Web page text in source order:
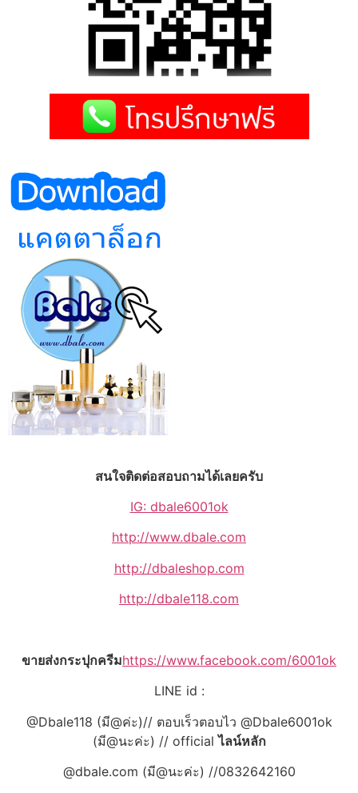
สนใจติดต่อสอบถามได้เลยครับ
IG: dbale6001ok
http://www.dbale.com
http://dbaleshop.com
http://dbale118.com
ขายส่งกระปุกครีมhttps://www.facebook.com/6001ok
LINE id :
@Dbale118 (มี@ค่ะ)// ตอบเร็วตอบไว @Dbale6001ok
(มี@นะค่ะ) // officialไลน์หลัก
@dbale.com (มี@นะค่ะ) //0832642160